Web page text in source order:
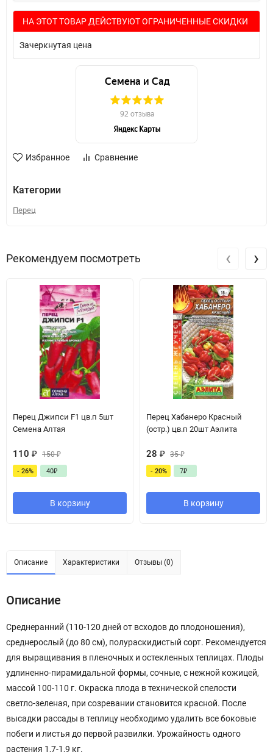
НА ЭТОТ ТОВАР ДЕЙСТВУЮТ ОГРАНИЧЕННЫЕ СКИДКИ
Зачеркнутая цена
Избранное Сравнение
Категории
Перец
Рекомендуем посмотреть
Перец Джипси F1 цв.п 5шт
Семена Алтая
110 ₽ 150₽
- 26% 40₽
В корзину
Перец Хабанеро Красный
(остр.) цв.п 20шт Аэлита
28 ₽ 35₽
- 20% 7₽
В корзину
‹ ›
Описание Характеристики Отзывы (0)
Описание
Среднеранний (110-120 дней от всходов до плодоношения),
среднерослый (до 80 см), полураскидистый сорт. Рекомендуется
для выращивания в пленочных и остекленных теплицах. Плоды
удлиненно-пирамидальной формы, сочные, с нежной кожицей,
массой 100-110 г. Окраска плода в технической спелости
светло-зеленая, при созревании становится красной. После
высадки рассады в теплицу необходимо удалить все боковые
побеги и листья до первой развилки. Урожайность одного
растения 1,7-1,9 кг.